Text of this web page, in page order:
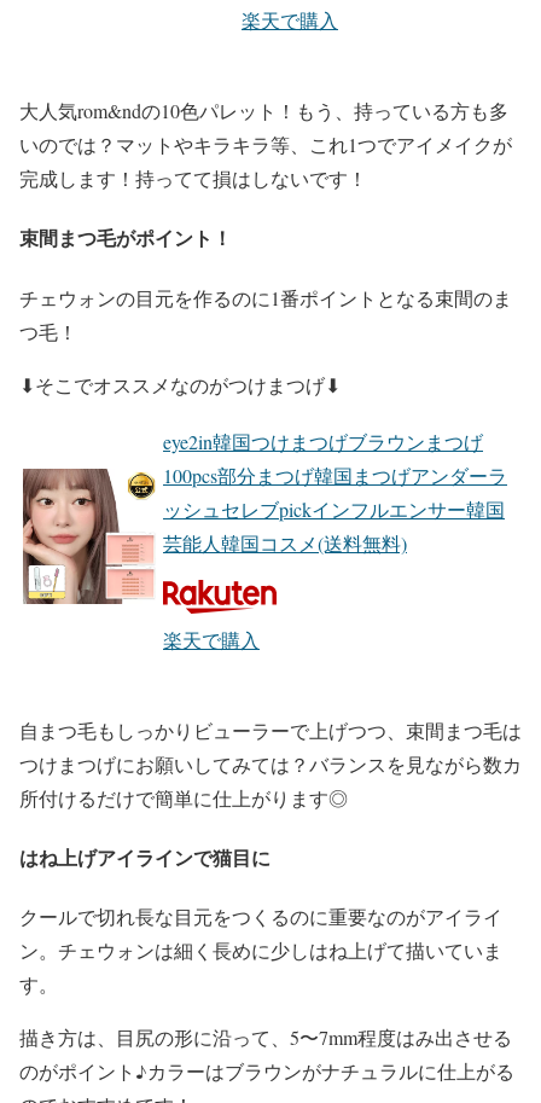
楽天で購入
大人気rom&ndの10色パレット！もう、持っている方も多
いのでは？マットやキラキラ等、 これ1つでアイメイクが
完成します！ 持ってて損はしないです！
束間まつ毛がポイント！
チェウォンの目元を作るのに1番ポイントとなる束間のま
つ毛 ！
⬇︎そこでオススメなのがつけまつげ⬇︎
eye2in韓国つけまつげブラウンまつげ
100pcs部分まつげ韓国まつげアンダーラ
ッシュセレブpickインフルエンサー韓国
芸能人韓国コスメ(送料無料)
楽天で購入
自まつ毛もしっかりビューラーで上げつつ、 束間まつ毛は
つけまつげにお願いしてみては？バランスを見ながら数カ
所付けるだけで簡単に仕上がります◎
はね上げアイラインで猫目に
クールで切れ長な目元をつくるのに重要なのがアイライ
ン。 チェウォンは細く長めに少しはね上げて描いていま
す。
描き方は、 目尻の形に沿って、5〜7mm程度はみ出させる
のがポイント♪カラーはブラウンがナチュラルに仕上がる